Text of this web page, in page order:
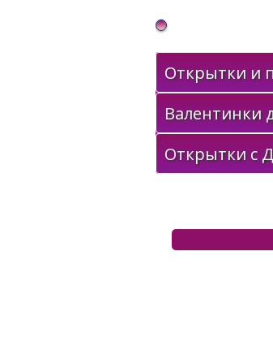
Gif Открытки в
Открытки и
Валентинки
Открытки с